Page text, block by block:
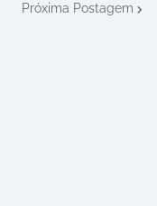
Próxima Postagem